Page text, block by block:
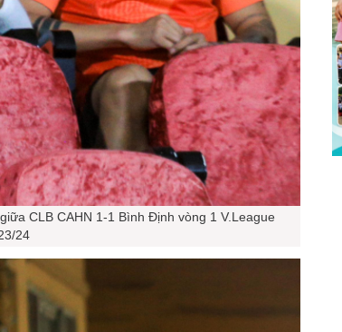
CLB CAHN 1-1 Bình Định vòng 1 V.League
24